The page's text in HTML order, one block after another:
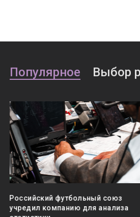
Популярное Выбор
Российский футбольный союз
учредил компанию для анализа